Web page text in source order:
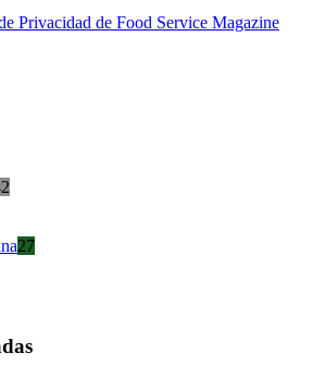
Privacidad de Food Service Magazine
27